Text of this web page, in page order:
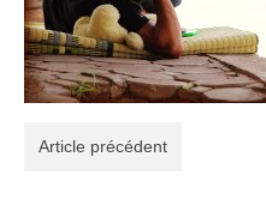
Presse
Article précédent